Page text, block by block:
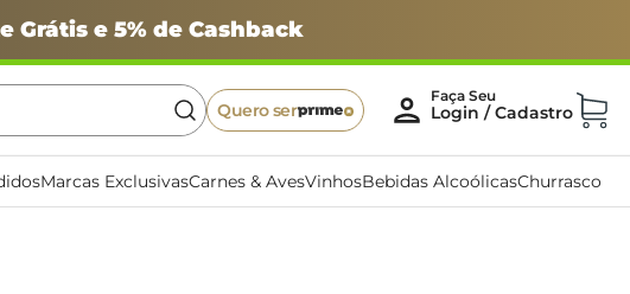
Grátis e 5% de Cashback
Quero ser
Marcas ExclusivasCarnes & AvesVinhosBebidas AlcoólicasChurrasco